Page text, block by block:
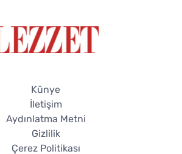
Künye
İletişim
Aydınlatma Metni
Gizlilik
Çerez Politikası